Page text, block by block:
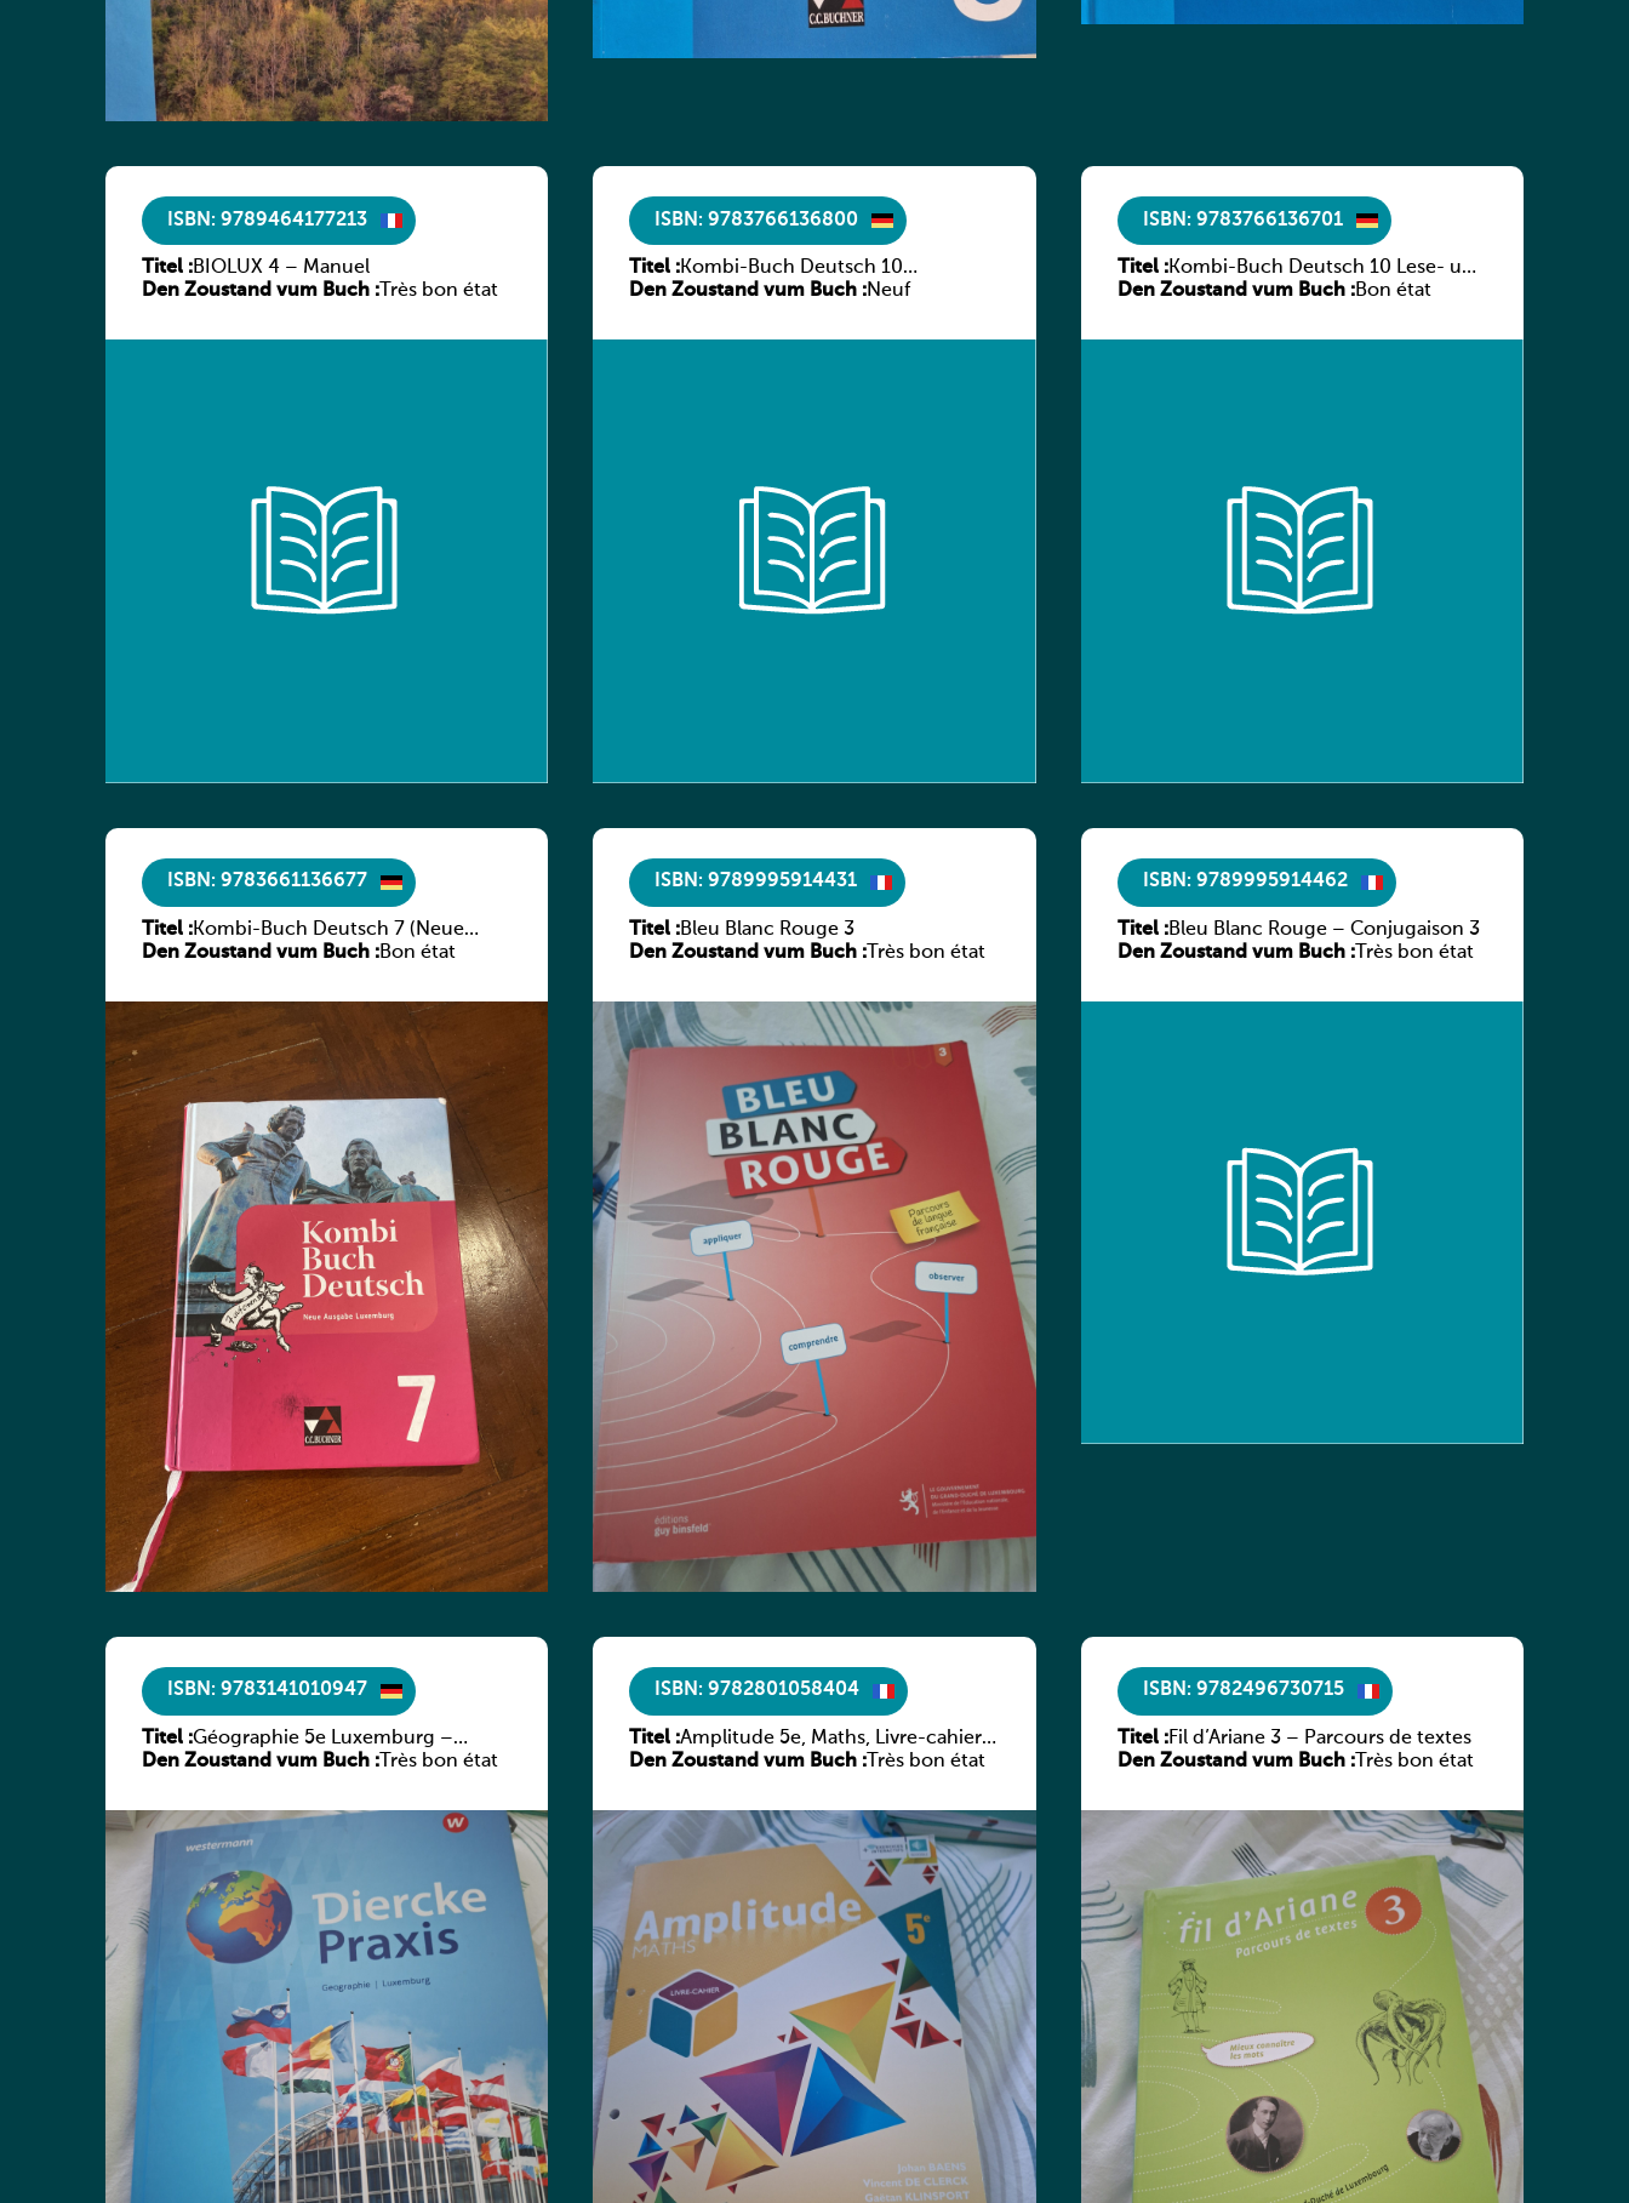
ISBN: 9789464177213
Titel :BIOLUX 4 – Manuel
Den Zoustand vum Buch : Très bon état
ISBN: 9783766136800
Titel :Kombi-Buch Deutsch 10
Arbeitsheft
Den Zoustand vum Buch :Neuf
ISBN: 9783766136701
Titel :Kombi-Buch Deutsch 10 Lese- und
Sprachbuch
Den Zoustand vum Buch :Bon état
ISBN: 9783661136677
Titel :Kombi-Buch Deutsch 7 (Neue
Ausgabe Luxemburg)
Den Zoustand vum Buch :Bon état
ISBN: 9789995914431
Titel :Bleu Blanc Rouge 3
Den Zoustand vum Buch : Très bon état
ISBN: 9789995914462
Titel :Bleu Blanc Rouge – Conjugaison 3
Den Zoustand vum Buch :Très bon état
ISBN: 9783141010947
Titel :Géographie 5e Luxemburg –
Diercke Praxis
Den Zoustand vum Buch : Très bon état
ISBN: 9782801058404
Titel :Amplitude 5e, Maths, Livre-cahier,
version luxembourgeoise
Den Zoustand vum Buch : Très bon état
ISBN: 9782496730715
Titel :Fil d’Ariane 3 – Parcours de textes
Den Zoustand vum Buch :Très bon état